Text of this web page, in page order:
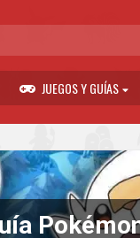
JUEGOS Y GUÍAS